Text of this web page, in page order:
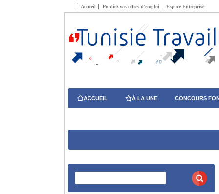
Accueil Publiez vos offres d’emploi Espace Entreprise
ACCUEIL À LA UNE CONCOURS